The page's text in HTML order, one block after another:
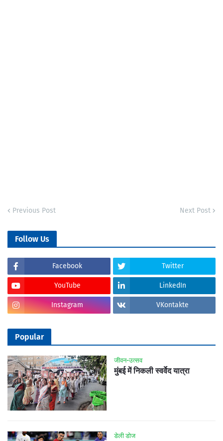
Previous Post Next Post
Follow Us
Facebook Twitter
YouTube LinkedIn
Instagram VKontakte
Popular
जीवन-उत्सव
मुंबई में निकली स्वर्वेद यात्रा
डेली डोज